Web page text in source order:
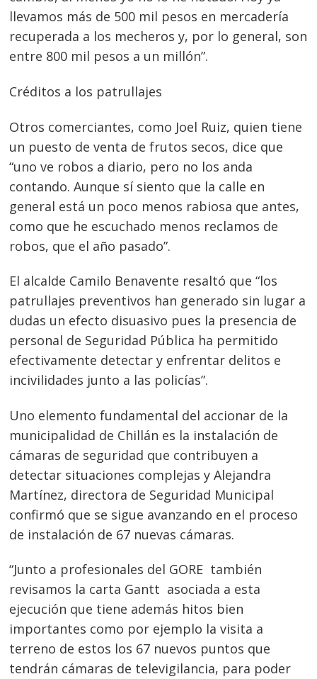
llevamos más de 500 mil pesos en mercadería
recuperada a los mecheros y, por lo general, son
entre 800 mil pesos a un millón”.
Créditos a los patrullajes
Otros comerciantes, como Joel Ruiz, quien tiene
un puesto de venta de frutos secos, dice que
“uno ve robos a diario, pero no los anda
contando. Aunque sí siento que la calle en
general está un poco menos rabiosa que antes,
como que he escuchado menos reclamos de
robos, que el año pasado”.
El alcalde Camilo Benavente resaltó que “los
patrullajes preventivos han generado sin lugar a
dudas un efecto disuasivo pues la presencia de
personal de Seguridad Pública ha permitido
efectivamente detectar y enfrentar delitos e
incivilidades junto a las policías”.
Uno elemento fundamental del accionar de la
municipalidad de Chillán es la instalación de
cámaras de seguridad que contribuyen a
detectar situaciones complejas y Alejandra
Martínez, directora de Seguridad Municipal
confirmó que se sigue avanzando en el proceso
de instalación de 67 nuevas cámaras.
“Junto a profesionales del GORE también
revisamos la carta Gantt asociada a esta
ejecución que tiene además hitos bien
importantes como por ejemplo la visita a
terreno de estos los 67 nuevos puntos que
tendrán cámaras de televigilancia, para poder
Navegación
de
entradas